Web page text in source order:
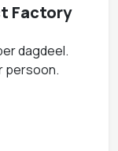
Factory
dagdeel.
persoon.